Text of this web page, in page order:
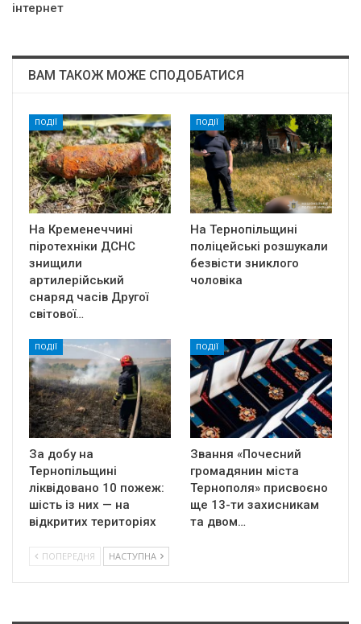
інтернет
ВАМ ТАКОЖ МОЖЕ СПОДОБАТИСЯ
ПОДІЇ
На Кременеччині
піротехніки ДСНС
знищили
артилерійський
снаряд часів Другої
світової…
ПОДІЇ
На Тернопільщині
поліцейські розшукали
безвісти зниклого
чоловіка
ПОДІЇ
За добу на
Тернопільщині
ліквідовано 10 пожеж:
шість із них — на
відкритих територіях
ПОДІЇ
Звання «Почесний
громадянин міста
Тернополя» присвоєно
ще 13-ти захисникам
та двом…
ПОПЕРЕДНЯ НАСТУПНА